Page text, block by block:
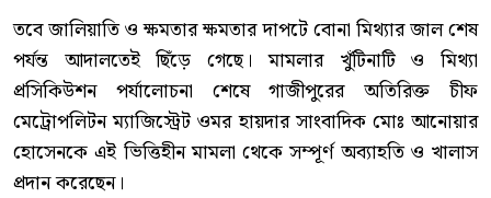
তবে জালিয়াতি ও ক্ষমতার ক্ষমতার দাপটে বোনা মিথ্যার জাল শেষ
পর্যন্ত আদালতেই ছিঁড়ে গেছে। মামলার খুঁটিনাটি ও মিথ্যা
প্রসিকিউশন পর্যালোচনা শেষে গাজীপুরের অতিরিক্ত চীফ
মেট্রোপলিটন ম্যাজিস্ট্রেট ওমর হায়দার সাংবাদিক মোঃ আনোয়ার
হোসেনকে এই ভিত্তিহীন মামলা থেকে সম্পূর্ণ অব্যাহতি ও খালাস
প্রদান করেছেন।